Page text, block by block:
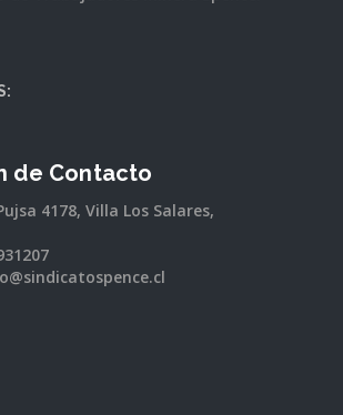
de Contacto
4178, Villa Los Salares,